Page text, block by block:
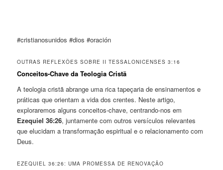
#cristianosunidos #dios #oración
OUTRAS REFLEXÕES SOBRE II TESSALONICENSES 3:16
Conceitos-Chave da Teologia Cristã
A teologia cristã abrange uma rica tapeçaria de ensinamentos e
práticas que orientam a vida dos crentes. Neste artigo,
exploraremos alguns conceitos-chave, centrando-nos em
Ezequiel 36:26, juntamente com outros versículos relevantes
que elucidam a transformação espiritual e o relacionamento com
Deus.
EZEQUIEL 36:26: UMA PROMESSA DE RENOVAÇÃO